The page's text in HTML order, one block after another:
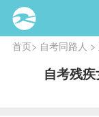
首页> 自考同路人 >
自考残